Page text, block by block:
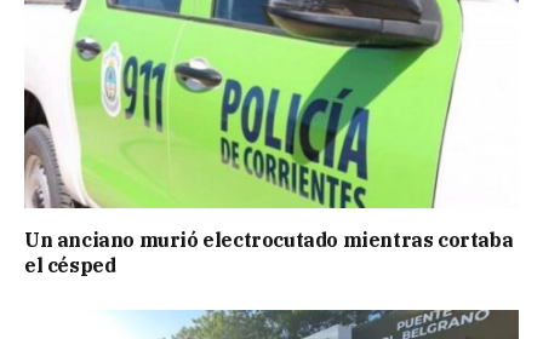
Un anciano murió electrocutado mientras cortaba
el césped